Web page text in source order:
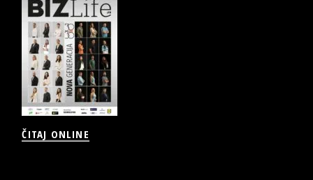
ČITAJ ONLINE